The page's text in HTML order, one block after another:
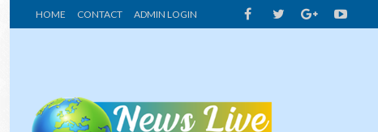
HOME CONTACT ADMIN LOGIN